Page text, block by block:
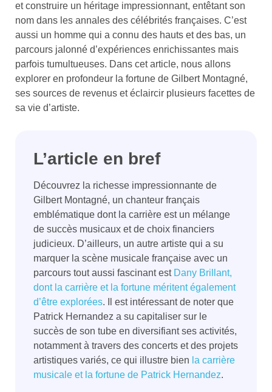
et construire un héritage impressionnant, entêtant son
nom dans les annales des célébrités françaises. C’est
aussi un homme qui a connu des hauts et des bas, un
parcours jalonné d’expériences enrichissantes mais
parfois tumultueuses. Dans cet article, nous allons
explorer en profondeur la fortune de Gilbert Montagné,
ses sources de revenus et éclaircir plusieurs facettes de
sa vie d’artiste.
L’article en bref
Découvrez la richesse impressionnante de
Gilbert Montagné, un chanteur français
emblématique dont la carrière est un mélange
de succès musicaux et de choix financiers
judicieux. D’ailleurs, un autre artiste qui a su
marquer la scène musicale française avec un
parcours tout aussi fascinant est Dany Brillant,
dont la carrière et la fortune méritent également
d’être explorées. Il est intéressant de noter que
Patrick Hernandez a su capitaliser sur le
succès de son tube en diversifiant ses activités,
notamment à travers des concerts et des projets
artistiques variés, ce qui illustre bien la carrière
musicale et la fortune de Patrick Hernandez.